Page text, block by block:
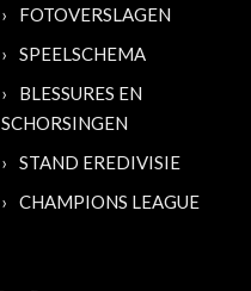
FOTOVERSLAGEN
SPEELSCHEMA
BLESSURES EN
SCHORSINGEN
STAND EREDIVISIE
CHAMPIONS LEAGUE